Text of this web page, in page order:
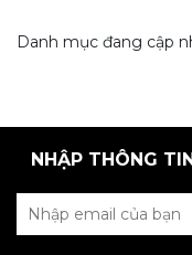
Danh mục đang cập
NHẬP THÔNG